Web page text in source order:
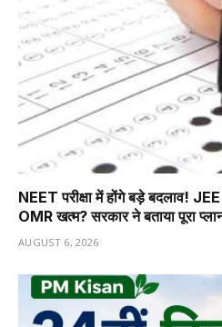
NEET परीक्षा में होंगे बड़े बदलाव!
OMR खत्म? सरकार ने बताया पूरा
AUGUST 6, 2026